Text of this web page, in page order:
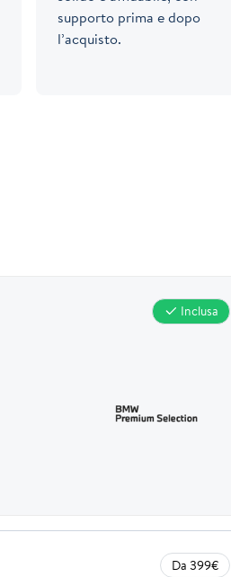
supporto prima e dopo
l’acquisto.
Inclusa
Da 399€